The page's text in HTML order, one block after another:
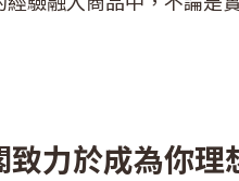
致力於成為你理